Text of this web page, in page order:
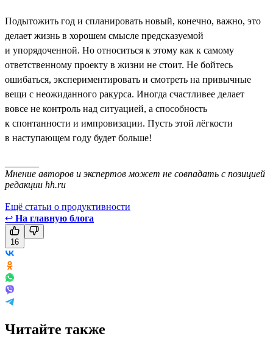
Подытожить год и спланировать новый, конечно, важно, это
делает жизнь в хорошем смысле предсказуемой
и упорядоченной. Но относиться к этому как к самому
ответственному проекту в жизни не стоит. Не бойтесь
ошибаться, экспериментировать и смотреть на привычные
вещи с неожиданного ракурса. Иногда счастливее делает
вовсе не контроль над ситуацией, а способность
к спонтанности и импровизации. Пусть этой лёгкости
в наступающем году будет больше!
Мнение авторов и экспертов может не совпадать с позицией
редакции hh.ru
Ещё статьи о продуктивности
↩ На главную блога
16
Читайте также